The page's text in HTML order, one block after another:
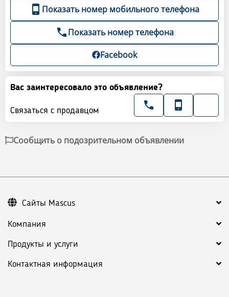
Показать номер мобильного телефона
Показать номер телефона
Facebook
Вас заинтересовало это объявление?
Связаться с продавцом
Сообщить о подозрительном объявлении
Компания
Продукты и услуги
Контактная информация
Сайты Mascus